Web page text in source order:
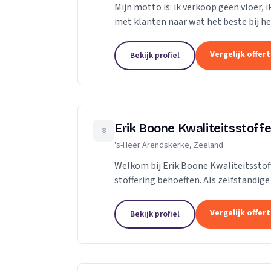
Mijn motto is: ik verkoop geen vloer,
met klanten naar wat het beste bij
Bekijk profiel Vergelijk
8 Erik Boone
's-Heer Arendskerke, Zeeland
Welkom bij Erik Boone
stoffering behoeften. Als
Bekijk profiel Vergelijk